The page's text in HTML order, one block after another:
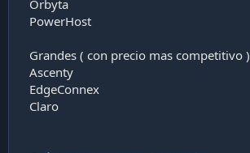
Orbyta
PowerHost
Grandes ( con precio mas competitivo )
Ascenty
EdgeConnex
Claro